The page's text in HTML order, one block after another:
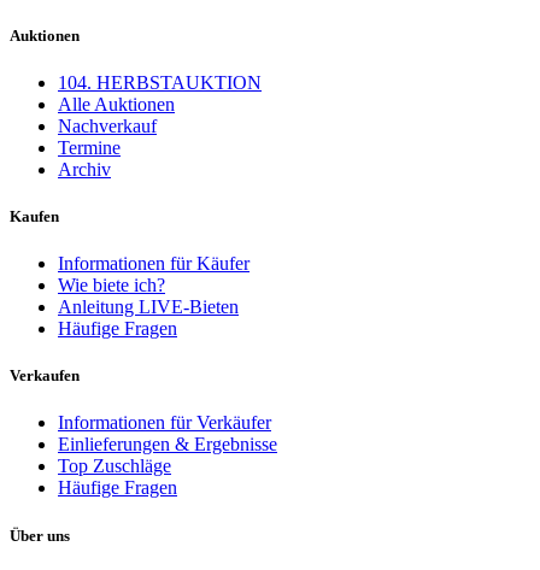
Auktionen
104. HERBSTAUKTION
Alle Auktionen
Nachverkauf
Termine
Archiv
Kaufen
Informationen für Käufer
Wie biete ich?
Anleitung LIVE-Bieten
Häufige Fragen
Verkaufen
Informationen für Verkäufer
Einlieferungen & Ergebnisse
Top Zuschläge
Häufige Fragen
Über uns